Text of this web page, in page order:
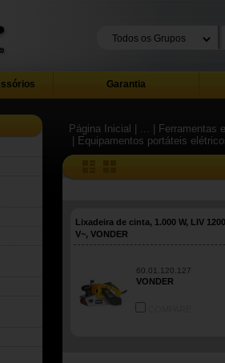
Garantia
Página Inicial | ...
|
| Equipamentos portáteis
Lixadeira de cinta, 1.000 W, LIV
V~, VONDER
60.01.120.127
VONDER